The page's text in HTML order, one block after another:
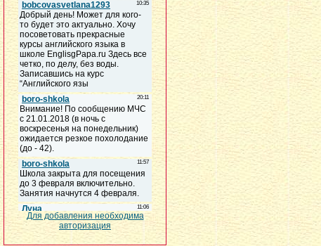
Для добавления необходима
авторизация